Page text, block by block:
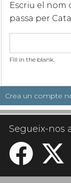
Escriu el nom
passa per
Fill in the blank.
Segueix-nos